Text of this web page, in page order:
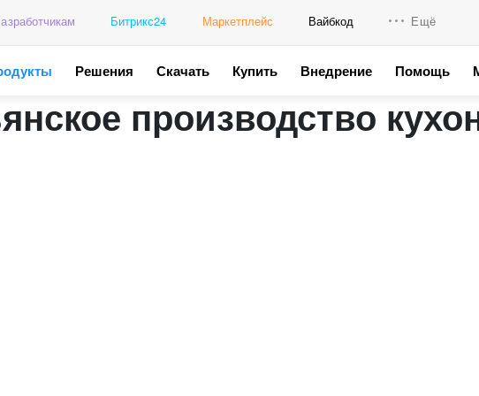
Битрикс24 Маркетплейс Вайбкод Ещё
Решения Скачать Купить Внедрение Помощь
производство